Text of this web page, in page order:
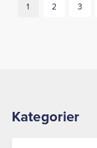
Kategorier
1 2 3